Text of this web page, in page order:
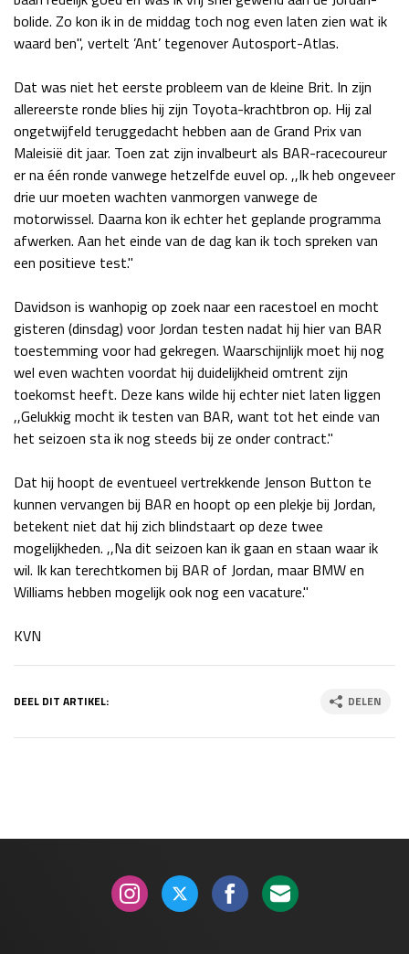
Kwalificatie
za 22:00 - 23:00
Race
zo 21:00 - 23:00
Race
zo 18:00 - 20:00
LAS VEGAS GRAND PRIX 2026 20 - 22 nov
Kwalificatie
za 05:00 - 06:00
Race
zo 05:00 - 07:00
GP QATAR 2026 27 - 29 nov
Kwalificatie
za 19:00 - 20:00
GP ABU DHABI 2026 04 - 06 dec
Race
zo 14:00 - 16:00
bolide. Zo kon ik in de middag toch nog even laten zien wat ik
waard ben", vertelt ’Ant’ tegenover Autosport-Atlas.
Dat was niet het eerste probleem van de kleine Brit. In zijn
allereerste ronde blies hij zijn Toyota-krachtbron op. Hij zal
ongetwijfeld teruggedacht hebben aan de Grand Prix van
Maleisië dit jaar. Toen zat zijn invalbeurt als BAR-racecoureur
er na één ronde vanwege hetzelfde euvel op. ,,Ik heb ongeveer
drie uur moeten wachten vanmorgen vanwege de
motorwissel. Daarna kon ik echter het geplande programma
afwerken. Aan het einde van de dag kan ik toch spreken van
een positieve test."
Davidson is wanhopig op zoek naar een racestoel en mocht
gisteren (dinsdag) voor Jordan testen nadat hij hier van BAR
toestemming voor had gekregen. Waarschijnlijk moet hij nog
wel even wachten voordat hij duidelijkheid omtrent zijn
toekomst heeft. Deze kans wilde hij echter niet laten liggen
,,Gelukkig mocht ik testen van BAR, want tot het einde van
het seizoen sta ik nog steeds bij ze onder contract."
Dat hij hoopt de eventueel vertrekkende Jenson Button te
kunnen vervangen bij BAR en hoopt op een plekje bij Jordan,
betekent niet dat hij zich blindstaart op deze twee
mogelijkheden. ,,Na dit seizoen kan ik gaan en staan waar ik
wil. Ik kan terechtkomen bij BAR of Jordan, maar BMW en
Williams hebben mogelijk ook nog een vacature."
KVN
DEEL DIT ARTIKEL: DELEN